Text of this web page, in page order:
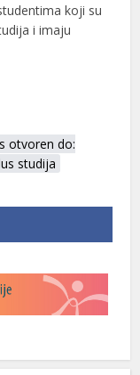
koji su
i imaju
otvoren do:
studija